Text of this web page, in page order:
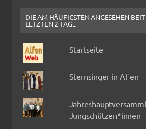
DIE AM HÄUFIGSTEN ANGESEHEN
LETZTEN 2 TAGE
Startseite
Sternsinger in Alfen
Jungschützen*innen